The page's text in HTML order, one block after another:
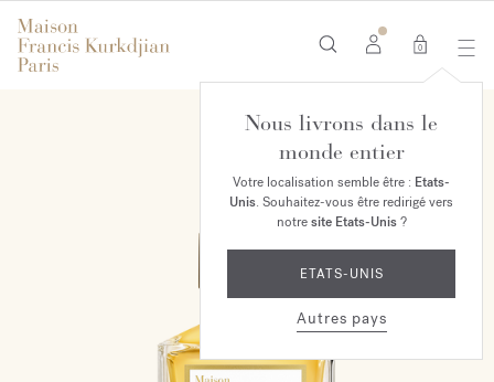
0
Nous livrons dans le
monde entier
Votre localisation semble être : Etats-
Unis. Souhaitez-vous être redirigé vers
notresite Etats-Unis?
ETATS-UNIS
Autres pays
EXCLUSIVITÉ MAISON